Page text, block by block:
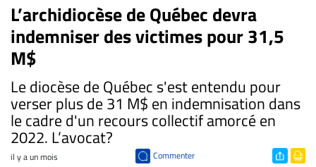
L’archidiocèse de Québec devra
indemniser des victimes pour 31,5
M$
Le diocèse de Québec s'est entendu pour
verser plus de 31 M$ en indemnisation dans
le cadre d'un recours collectif amorcé en
2022. L’avocat?
il y a un mois Commenter